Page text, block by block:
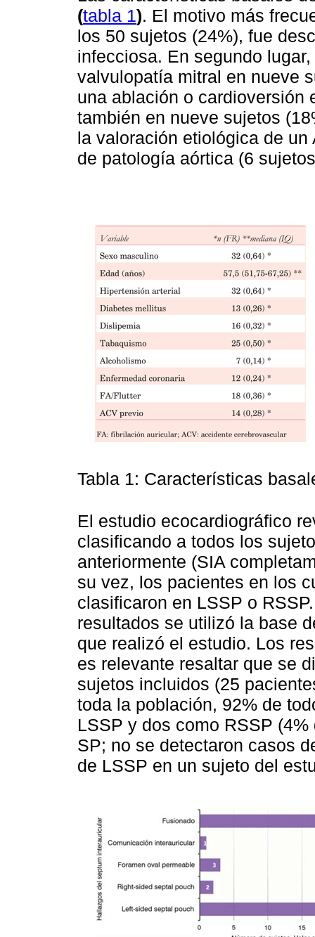
(tabla 1). El motivo más
los 50 sujetos (24%), fue
infecciosa. En segundo
valvulopatía mitral en nueve
una ablación o cardioversión
también en nueve sujetos
la valoración etiológica de
de patología aórtica (6
Tabla 1: Características
El estudio ecocardiográfico
clasificando a todos los
anteriormente (SIA
su vez, los pacientes en los
clasificaron en LSSP o
resultados se utilizó la base
que realizó el estudio. Los
es relevante resaltar que se
sujetos incluidos (25
toda la población, 92% de
LSSP y dos como RSSP
SP; no se detectaron casos
de LSSP en un sujeto del